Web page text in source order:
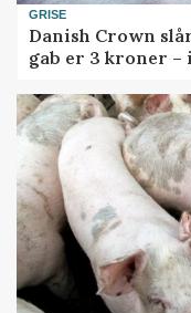
GRISE
Danish Crown
gab er 3 kroner –